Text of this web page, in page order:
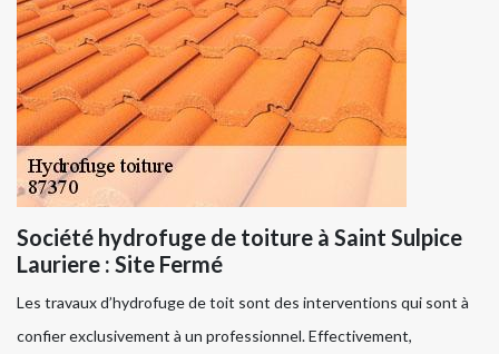
Société hydrofuge de toiture à Saint Sulpice
Lauriere : Site Fermé
Les travaux d’hydrofuge de toit sont des interventions qui sont à
confier exclusivement à un professionnel. Effectivement,